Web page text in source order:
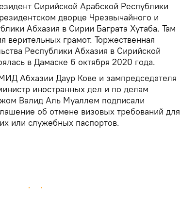
Сирийской Арабской Республики
дворце Чрезвычайного и
Абхазия в Сирии Баграта Хутаба. Там
верительных грамот. Торжественная
Республики Абхазия в Сирийской
в Дамаске 6 октября 2020 года.
Абхазии Даур Кове и зампредседателя
иностранных дел и по делам
Валид Аль Муаллем подписали
об отмене визовых требований для
или служебных паспортов.